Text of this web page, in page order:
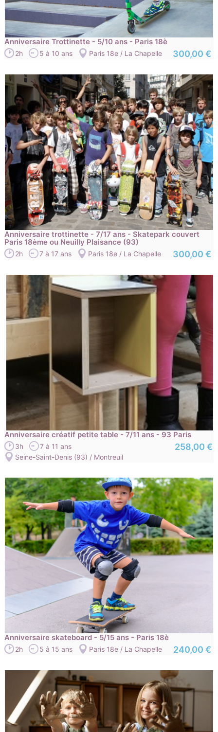
Anniversaire Trottinette - 5/10 ans - Paris 18è
2h 5 à 10 ans Paris 18e / La Chapelle 300,00 €
Anniversaire trottinette - 7/17 ans - Skatepark couvert
Paris 18ème ou Neuilly Plaisance (93)
2h 7 à 17 ans Paris 18e / La Chapelle 300,00 €
Anniversaire créatif petite table - 7/11 ans - 93 Paris
3h
7 à 11 ans
Seine-Saint-Denis (93) / Montreuil
258,00 €
Anniversaire skateboard - 5/15 ans - Paris 18è
2h 5 à 15 ans Paris 18e / La Chapelle 240,00 €